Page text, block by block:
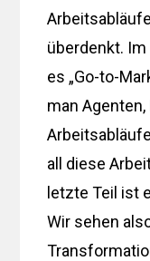
überdenkt. Im
es „Go-to-
man
all diese
letzte Teil ist
Wir sehen